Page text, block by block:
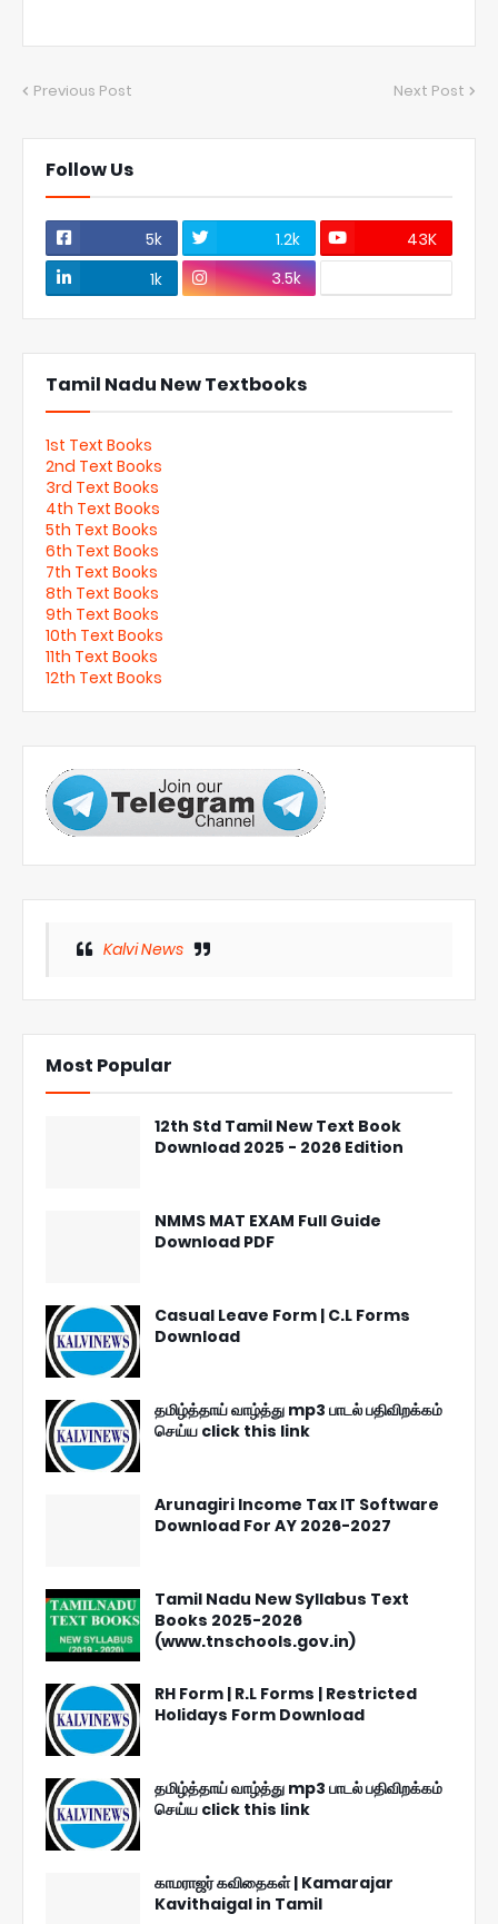
Previous Post Next Post
Follow Us
5k 1.2k
43K
1k
3.5k
Tamil Nadu New Textbooks
1st Text Books
2nd Text Books
3rd Text Books
4th Text Books
5th Text Books
6th Text Books
7th Text Books
8th Text Books
9th Text Books
10th Text Books
11th Text Books
12th Text Books
Kalvi News
Most Popular
12th Std Tamil New Text Book
Download 2025 - 2026 Edition
NMMS MAT EXAM Full Guide
Download PDF
Casual Leave Form | C.L Forms
Download
தமிழ்த்தாய் வாழ்த்து mp3 பாடல் பதிவிறக்கம்
செய்ய click this link
Arunagiri Income Tax IT Software
Download For AY 2026-2027
Tamil Nadu New Syllabus Text
Books 2025-2026
(www.tnschools.gov.in)
RH Form | R.L Forms | Restricted
Holidays Form Download
தமிழ்த்தாய் வாழ்த்து mp3 பாடல் பதிவிறக்கம்
செய்ய click this link
காமராஜர் கவிதைகள் | Kamarajar
Kavithaigal in Tamil